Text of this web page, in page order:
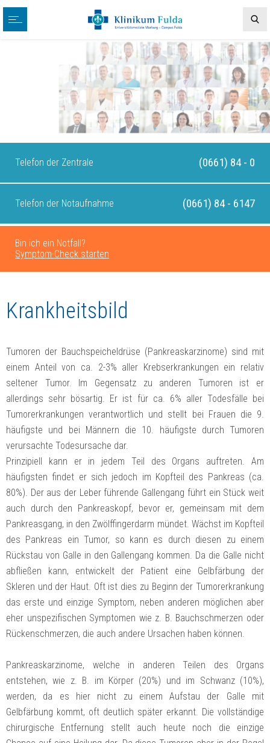
Telefon der Zentrale (0661) 84 - 0
Telefon der Notaufnahme (0661) 84 - 6147
Bin ich ein Notfall?
Symptom-Check starten
Krankheitsbild
Tumoren der Bauchspeicheldrüse (Pankreaskarzinome) sind mit
einem Anteil von ca. 2-3% aller Krebserkrankungen ein relativ
seltener Tumor. Im Gegensatz zu anderen Tumoren ist er
allerdings sehr bösartig. Er ist für ca. 6% aller Todesfälle bei
Tumorerkrankungen verantwortlich und stellt bei Frauen die 9.
häufigste und bei Männern die 10. häufigste durch Tumoren
verursachte Todesursache dar.
Prinzipiell kann er in jedem Teil des Organs auftreten. Am
häufigsten findet er sich jedoch im Kopfteil des Pankreas (ca.
80%). Der aus der Leber führende Gallengang führt ein Stück weit
auch durch den Pankreaskopf, bevor er, gemeinsam mit dem
Pankreasgang, in den Zwölffingerdarm mündet. Wächst im Kopfteil
des Pankreas ein Tumor, so kann es durch diesen zu einem
Rückstau von Galle in den Gallengang kommen. Da die Galle nicht
abfließen kann, entwickelt der Patient eine Gelbfärbung der
Skleren und der Haut. Oft ist dies zu Beginn der Tumorerkrankung
das erste und einzige Symptom, neben anderen möglichen aber
eher unspezifischen Symptomen wie z. B. Bauchschmerzen oder
Rückenschmerzen, die auch andere Ursachen haben können.
Pankreaskarzinome, welche in anderen Teilen des Organs
entstehen, wie z. B. im Körper (20%) und im Schwanz (10%),
werden, da es hier nicht zu einem Aufstau der Galle mit
Gelbfärbung kommt, oft deutlich später erkannt. Die vollständige
chirurgische Entfernung stellt auch heute noch die einzige